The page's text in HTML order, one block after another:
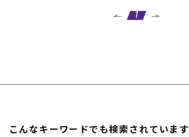
1
こんなキーワードでも検索されています